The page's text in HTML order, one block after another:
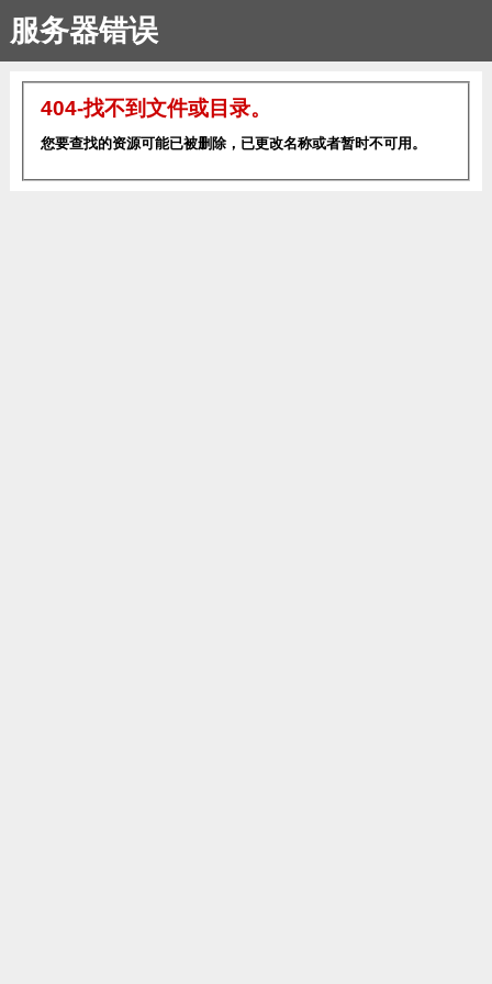
服务器错误
404-找不到文件或目录。
您要查找的资源可能已被删除，已更改名称或者暂时不可用。